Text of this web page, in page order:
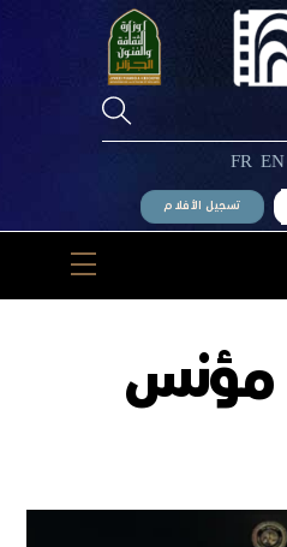
EN
FR
تسجيل الأفلام
Menu
مؤنس